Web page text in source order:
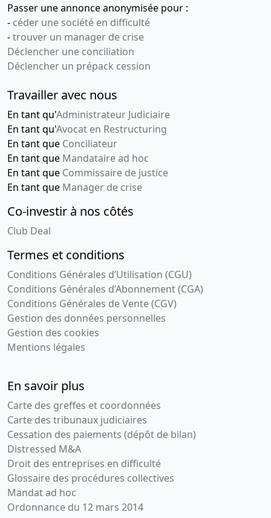
Passer une annonce anonymisée pour :
- céder une société en difficulté
-trouver un manager de crise
Déclencher une conciliation
Déclencher un prépack cession
Travailler avec nous
En tant qu'Administrateur Judiciaire
En tant qu'Avocat en Restructuring
En tant que Conciliateur
En tant que Mandataire ad hoc
En tant que Commissaire de justice
En tant que Manager de crise
Co-investir à nos côtés
Club Deal
Termes et conditions
Conditions Générales d’Utilisation (CGU)
Conditions Générales d’Abonnement (CGA)
Conditions Générales de Vente (CGV)
Gestion des données personnelles
Gestion des cookies
Mentions légales
En savoir plus
Carte des greffes et coordonnées
Carte des tribunaux judiciaires
Cessation des paiements (dépôt de bilan)
Distressed M&A
Droit des entreprises en difficulté
Glossaire des procédures collectives
Mandat ad hoc
Ordonnance du 12 mars 2014